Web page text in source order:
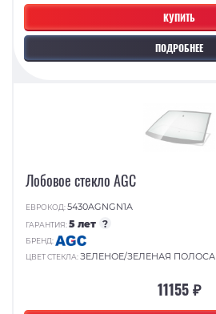
КУПИТЬ
ПОДРОБНЕЕ
Лобовое стекло AGC
ЕВРОКОД:5430AGNGN1A
ГАРАНТИЯ:5 лет ?
БРЕНД:
ЦВЕТ СТЕКЛА:ЗЕЛЕНОЕ/ЗЕЛЕНАЯ ПОЛОСА
11155 ₽